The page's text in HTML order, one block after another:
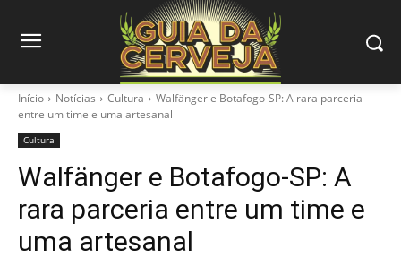
Início Notícias Cultura
Walfänger e Botafogo-SP: A rara parceria
entre um time e uma artesanal
Cultura
Walfänger e Botafogo-SP: A
rara parceria entre um time e
uma artesanal